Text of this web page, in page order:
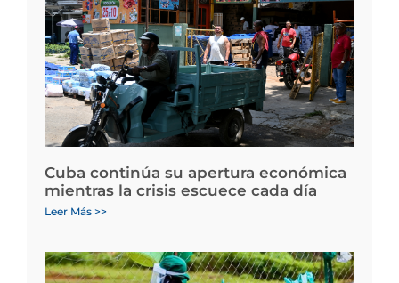
Cuba continúa su apertura económica
mientras la crisis escuece cada día
Leer Más >>